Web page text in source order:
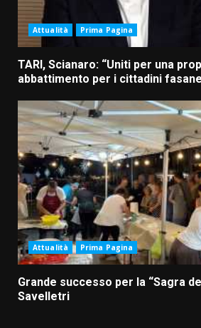
Attualità Prima Pagina
TARI, Scianaro: “Uniti per una
abbattimento per i cittadini
Attualità Prima Pagina
Grande successo per la “Sagra
Savelletri